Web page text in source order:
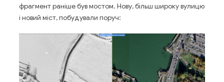
фрагмент раніше був мостом. Нову, більш широку вулицю
і новий міст, побудували поруч: